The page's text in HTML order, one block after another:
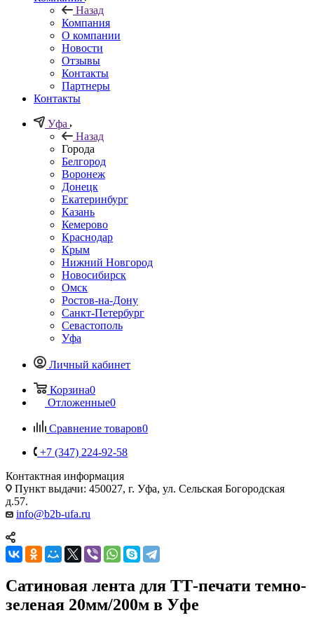
Назад
Компания
О компании
Новости
Отзывы
Контакты
Партнеры
Контакты
Уфа
Назад
Города
Белгород
Воронеж
Донецк
Екатеринбург
Казань
Кемерово
Краснодар
Крым
Нижний Новгород
Новосибирск
Омск
Ростов-на-Дону
Санкт-Петербург
Севастополь
Уфа
Личный кабинет
Корзина0
Отложенные0
Сравнение товаров0
+7 (347) 224-92-58
Контактная информация
Пункт выдачи: 450027, г. Уфа, ул. Сельская Богородская
д.57.
info@b2b-ufa.ru
Сатиновая лента для ТТ-печати темно-
зеленая 20мм/200м в Уфе